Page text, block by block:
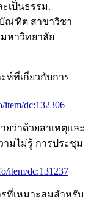
เป็นธรรม.
ณฑิต สาขาวิชา
หาวิทยาลัย
ห์ที่เกี่ยวกับการ
item/dc:132306
ยว่าด้วยสาเหตุและ
มไม่รู้ การประชุม
item/dc:131237
ที่เหมาะสมสำหรับ